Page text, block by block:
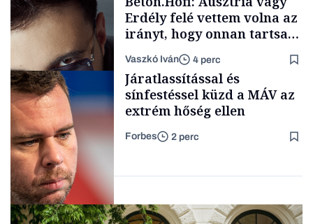
Content Lab HUB
Forbes-sztori
Erdély felé vettem volna az
irányt, hogy onnan tartsam
lélegeztetőgépen a magyar
zenét
Vaszkó Iván 4 perc
Járatlassítással és
sínfestéssel küzd a MÁV az
extrém hőség ellen
Forbes 2 perc